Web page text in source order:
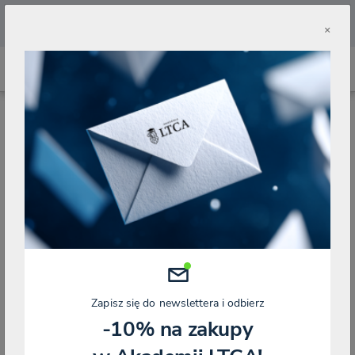
STRONA GŁÓWNA BLOG KONTROLE I POSTĘPOWANIA
Zmień widok: Pokazuje 1-10 z 141
×
Zapisz się do newslettera i odbierz
-10% na zakupy